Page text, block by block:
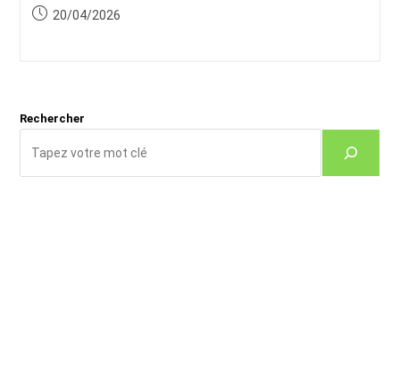
de
category:
Publication
20/04/2026
Rechercher